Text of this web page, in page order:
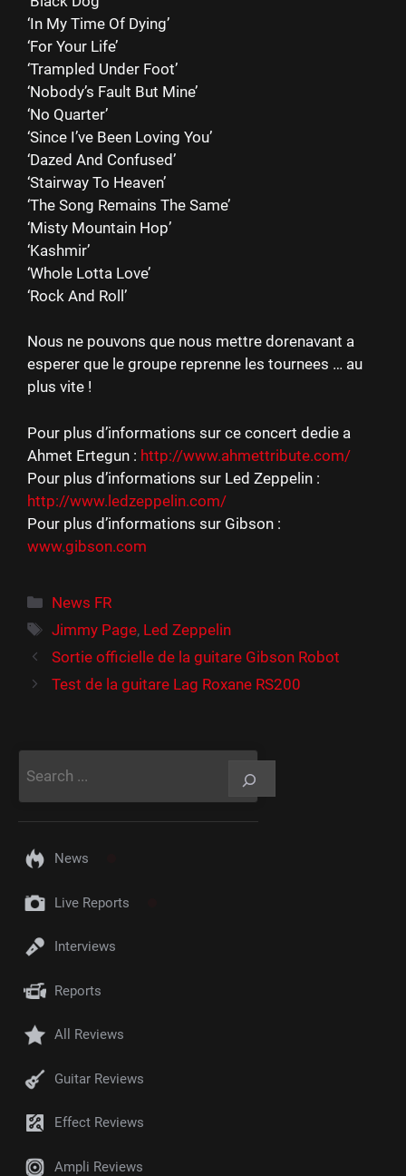
‘In My Time Of Dying’
‘For Your Life’
‘Trampled Under Foot’
‘Nobody’s Fault But Mine’
‘No Quarter’
‘Since I’ve Been Loving You’
‘Dazed And Confused’
‘Stairway To Heaven’
‘The Song Remains The Same’
‘Misty Mountain Hop’
‘Kashmir’
‘Whole Lotta Love’
‘Rock And Roll’
Nous ne pouvons que nous mettre dorenavant a
esperer que le groupe reprenne les tournees … au
plus vite !
Pour plus d’informations sur ce concert dedie a
Ahmet Ertegun : http://www.ahmettribute.com/
Pour plus d’informations sur Led Zeppelin :
http://www.ledzeppelin.com/
Pour plus d’informations sur Gibson :
www.gibson.com
Catégories
News FR
Étiquettes
Jimmy Page, Led Zeppelin
Sortie officielle de la guitare Gibson Robot
Test de la guitare Lag Roxane RS200
News
Live Reports
Interviews
Reports
All Reviews
Guitar Reviews
Effect Reviews
Ampli Reviews